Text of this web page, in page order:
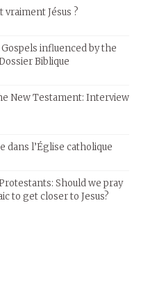
vraiment Jésus ?
influenced by the
Biblique
New Testament: Interview
dans l’Église catholique
Should we pray
to get closer to Jesus?